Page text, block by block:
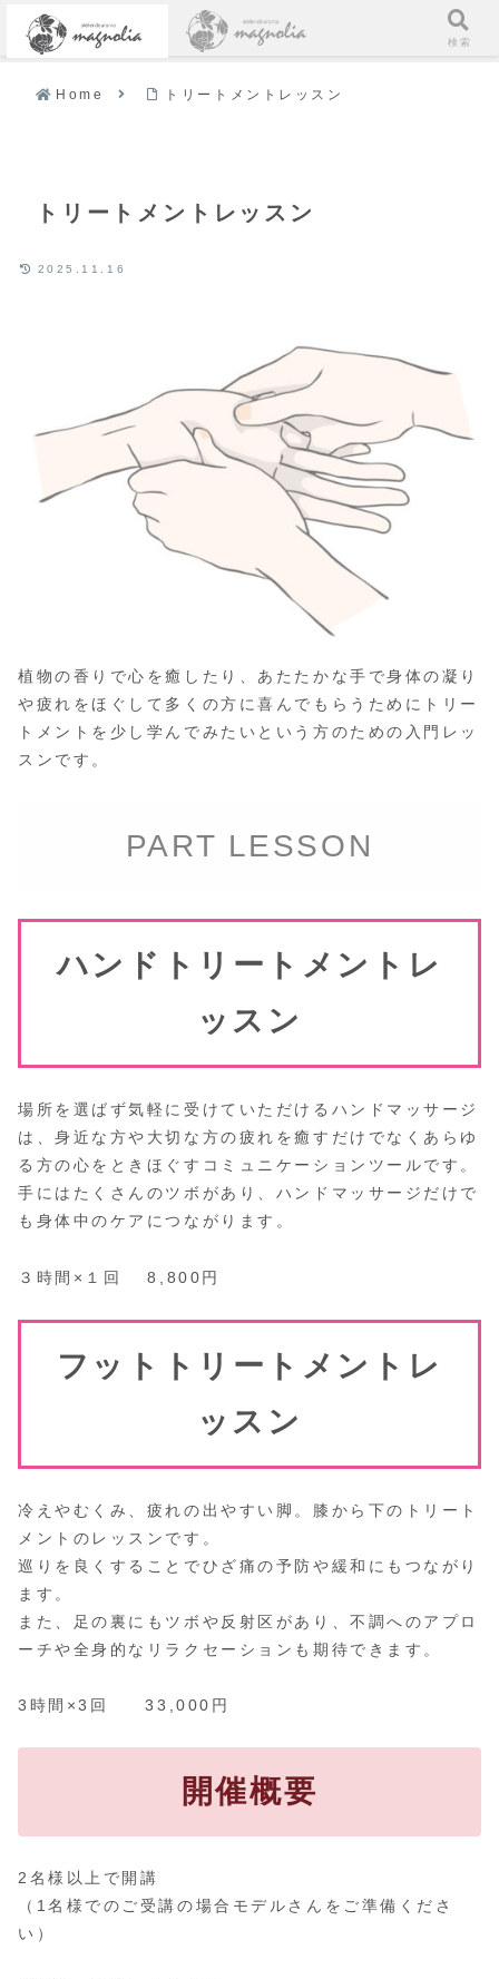
Home トリートメントレッスン
トリートメントレッスン
2025.11.16
植物の香りで心を癒したり、あたたかな手で身体の凝り
や疲れをほぐして多くの方に喜んでもらうためにトリー
トメントを少し学んでみたいという方のための入門レッ
スンです。
PART LESSON
ハンドトリートメントレ
ッスン
場所を選ばず気軽に受けていただけるハンドマッサージ
は、身近な方や大切な方の疲れを癒すだけでなくあらゆ
る方の心をときほぐすコミュニケーションツールです。
手にはたくさんのツボがあり、ハンドマッサージだけで
も身体中のケアにつながります。
３時間×１回 8,800円
フットトリートメントレ
ッスン
冷えやむくみ、疲れの出やすい脚。膝から下のトリート
メントのレッスンです。
巡りを良くすることでひざ痛の予防や緩和にもつながり
ます。
また、足の裏にもツボや反射区があり、不調へのアプロ
ーチや全身的なリラクセーションも期待できます。
3時間×3回 33,000円
開催概要
2名様以上で開講
（1名様でのご受講の場合モデルさんをご準備くださ
い）
メニュー 検索